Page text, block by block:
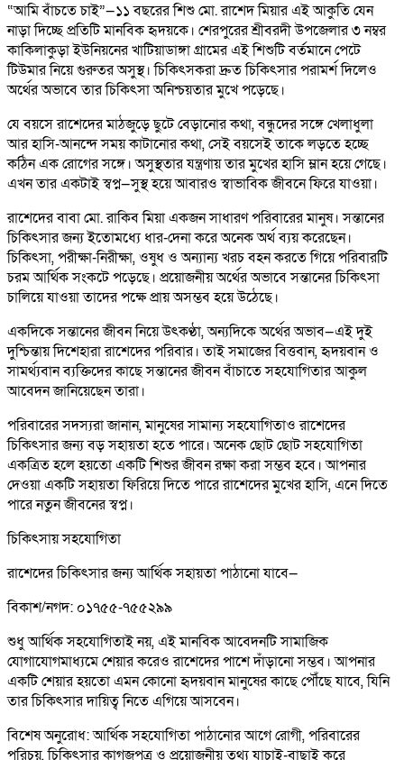
“আমি বাঁচতে চাই”—১১ বছরের শিশু মো. রাশেদ মিয়ার এই আকুতি যেন
নাড়া দিচ্ছে প্রতিটি মানবিক হৃদয়কে। শেরপুরের শ্রীবরদী উপজেলার ৩ নম্বর
কাকিলাকুড়া ইউনিয়নের খাটিয়াডাঙ্গা গ্রামের এই শিশুটি বর্তমানে পেটে
টিউমার নিয়ে গুরুতর অসুস্থ। চিকিৎসকরা দ্রুত চিকিৎসার পরামর্শ দিলেও
অর্থের অভাবে তার চিকিৎসা অনিশ্চয়তার মুখে পড়েছে।
যে বয়সে রাশেদের মাঠজুড়ে ছুটে বেড়ানোর কথা, বন্ধুদের সঙ্গে খেলাধুলা
আর হাসি-আনন্দে সময় কাটানোর কথা, সেই বয়সেই তাকে লড়তে হচ্ছে
কঠিন এক রোগের সঙ্গে। অসুস্থতার যন্ত্রণায় তার মুখের হাসি ম্লান হয়ে গেছে।
এখন তার একটাই স্বপ্ন—সুস্থ হয়ে আবারও স্বাভাবিক জীবনে ফিরে যাওয়া।
রাশেদের বাবা মো. রাকিব মিয়া একজন সাধারণ পরিবারের মানুষ। সন্তানের
চিকিৎসার জন্য ইতোমধ্যে ধার-দেনা করে অনেক অর্থ ব্যয় করেছেন।
চিকিৎসা, পরীক্ষা-নিরীক্ষা, ওষুধ ও অন্যান্য খরচ বহন করতে গিয়ে পরিবারটি
চরম আর্থিক সংকটে পড়েছে। প্রয়োজনীয় অর্থের অভাবে সন্তানের চিকিৎসা
চালিয়ে যাওয়া তাদের পক্ষে প্রায় অসম্ভব হয়ে উঠেছে।
একদিকে সন্তানের জীবন নিয়ে উৎকণ্ঠা, অন্যদিকে অর্থের অভাব—এই দুই
দুশ্চিন্তায় দিশেহারা রাশেদের পরিবার। তাই সমাজের বিত্তবান, হৃদয়বান ও
সামর্থ্যবান ব্যক্তিদের কাছে সন্তানের জীবন বাঁচাতে সহযোগিতার আকুল
আবেদন জানিয়েছেন তারা।
পরিবারের সদস্যরা জানান, মানুষের সামান্য সহযোগিতাও রাশেদের
চিকিৎসার জন্য বড় সহায়তা হতে পারে। অনেক ছোট ছোট সহযোগিতা
একত্রিত হলে হয়তো একটি শিশুর জীবন রক্ষা করা সম্ভব হবে। আপনার
দেওয়া একটি সহায়তা ফিরিয়ে দিতে পারে রাশেদের মুখের হাসি, এনে দিতে
পারে নতুন জীবনের স্বপ্ন।
চিকিৎসায় সহযোগিতা
রাশেদের চিকিৎসার জন্য আর্থিক সহায়তা পাঠানো যাবে—
বিকাশ/নগদ: ০১৭৫৫-৭৫৫২৯৯
শুধু আর্থিক সহযোগিতাই নয়, এই মানবিক আবেদনটি সামাজিক
যোগাযোগমাধ্যমে শেয়ার করেও রাশেদের পাশে দাঁড়ানো সম্ভব। আপনার
একটি শেয়ার হয়তো এমন কোনো হৃদয়বান মানুষের কাছে পৌঁছে যাবে, যিনি
তার চিকিৎসার দায়িত্ব নিতে এগিয়ে আসবেন।
বিশেষ অনুরোধ: আর্থিক সহযোগিতা পাঠানোর আগে রোগী, পরিবারের
পরিচয়, চিকিৎসার কাগজপত্র ও প্রয়োজনীয় তথ্য যাচাই-বাছাই করে